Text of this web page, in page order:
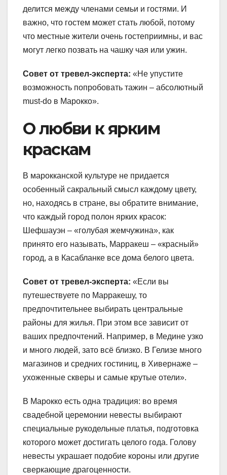
делится между членами семьи и гостями. И
важно, что гостем может стать любой, потому
что местные жители очень гостеприимны, и вас
могут легко позвать на чашку чая или ужин.
Совет от тревел-эксперта: «Не упустите
возможность попробовать тажин – абсолютный
must-do в Марокко».
О любви к ярким
краскам
В марокканской культуре не придается
особенный сакральный смысл каждому цвету,
но, находясь в стране, вы обратите внимание,
что каждый город полон ярких красок:
Шефшауэн – «голубая жемчужина», как
принято его называть, Марракеш – «красный»
город, а в Касабланке все дома белого цвета.
Совет от тревел-эксперта: «Если вы
путешествуете по Марракешу, то
предпочтительнее выбирать центральные
районы для жилья. При этом все зависит от
ваших предпочтений. Например, в Медине узко
и много людей, зато всё близко. В Гелизе много
магазинов и средних гостиниц, в Хивернаже –
ухоженные скверы и самые крутые отели».
В Марокко есть одна традиция: во время
свадебной церемонии невесты выбирают
специальные рукодельные платья, подготовка
которого может достигать целого года. Голову
невесты украшает подобие короны или другие
сверкающие драгоценности.